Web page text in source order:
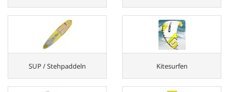
SUP / Stehpaddeln Kitesurfen